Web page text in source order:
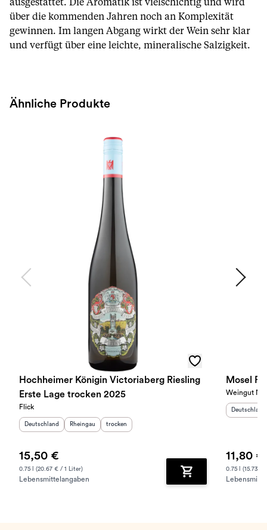
ausgestattet. Die Aromatik ist vielschichtig und wird
über die kommenden Jahren noch an Komplexität
gewinnen. Im langen Abgang wirkt der Wein sehr klar
und verfügt über eine leichte, mineralische Salzigkeit.
Ähnliche Produkte
Hochheimer Königin Victoriaberg Riesling
Erste Lage trocken 2025
Flick
Herkunftsland
Deutschland Herkunftsregion:
Rheingau Geschmack
trocken
15,50 €
0.75 l (20.67 € / 1 Liter)
Lebensmittelangaben Zum Warenkorb
Mosel
Weingut Nik
Deutschland
11,80 €
0.75 l (15.73 €